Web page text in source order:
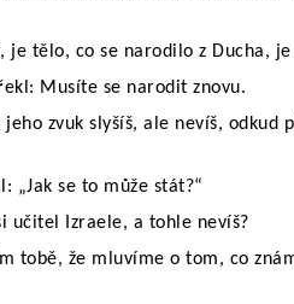
je tělo, co se narodilo z Ducha, je
Musíte se narodit znovu.
zvuk slyšíš, ale nevíš, odkud
„Jak se to může stát?“
učitel Izraele, a tohle nevíš?
tobě, že mluvíme o tom, co